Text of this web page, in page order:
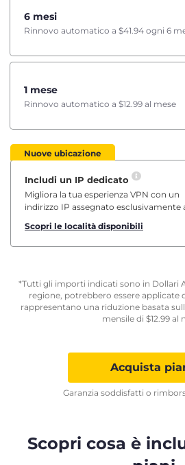
6 mesi
Rinnovo automatico a $41.94 ogni 6
1 mese
Rinnovo automatico a $12.99 al mese
Nuove ubicazione
Includi un IP dedicato
Migliora la tua esperienza VPN con un
indirizzo IP assegnato esclusivamente
Scopri le località disponibili
*Tutti gli importi indicati sono in Dollari
regione, potrebbero essere applicate
rappresentano una riduzione basata
mensile di $12.99al
Acquista
Garanzia soddisfatti o
Scopri cosa è